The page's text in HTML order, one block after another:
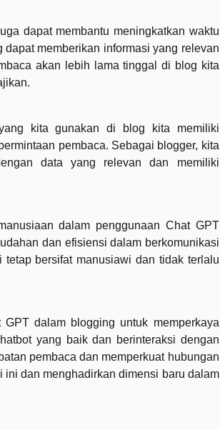
dapat membantu meningkatkan waktu
memberikan informasi yang relevan
akan lebih lama tinggal di blog kita
kita gunakan di blog kita memiliki
pembaca. Sebagai blogger, kita
data yang relevan dan memiliki
dalam penggunaan Chat GPT
dan efisiensi dalam berkomunikasi
bersifat manusiawi dan tidak terlalu
dalam blogging untuk memperkaya
yang baik dan berinteraksi dengan
pembaca dan memperkuat hubungan
ini dan menghadirkan dimensi baru dalam